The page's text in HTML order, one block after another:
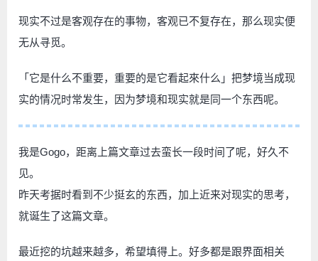
现实不过是客观存在的事物，客观已不复存在，那么现实便
无从寻觅。
「它是什么不重要，重要的是它看起來什么」把梦境当成现
实的情况时常发生，因为梦境和现实就是同一个东西呢。
我是Gogo，距离上篇文章过去蛮长一段时间了呢，好久不
见。
昨天考据时看到不少挺玄的东西，加上近来对现实的思考，
就诞生了这篇文章。
最近挖的坑越来越多，希望填得上。好多都是跟界面相关